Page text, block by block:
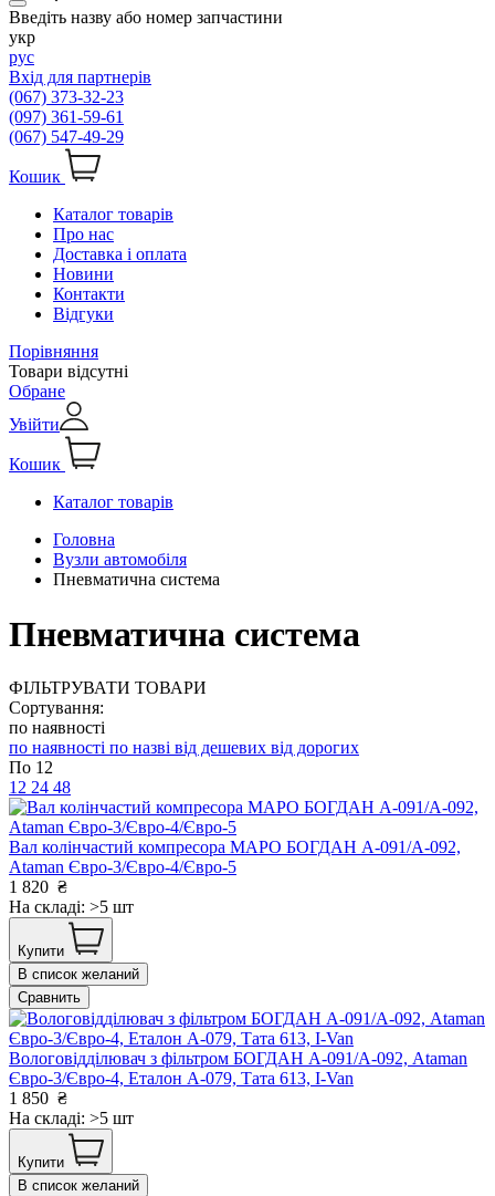
Введіть назву або номер запчастини
укр
рус
Вхід для партнерів
(067) 373-32-23
(097) 361-59-61
(067) 547-49-29
Кошик
Каталог товарів
Про нас
Доставка і оплата
Новини
Контакти
Відгуки
Порівняння
Товари відсутні
Обране
Увійти
Кошик
Каталог товарів
Головна
Вузли автомобіля
Пневматична система
Пневматична система
ФІЛЬТРУВАТИ ТОВАРИ
Сортування:
по наявності
по наявності по назві від дешевих від дорогих
По 12
12 24 48
Вал колінчастий компресора МАРО БОГДАН А-091/А-092,
Ataman Євро-3/Євро-4/Євро-5
1 820 ₴
На складі: >5 шт
Купити
В список желаний
Сравнить
Вологовiддiлювач з фiльтром БОГДАН А-091/А-092, Ataman
Євро-3/Євро-4, Еталон А-079, Тата 613, I-Van
1 850 ₴
На складі: >5 шт
Купити
В список желаний